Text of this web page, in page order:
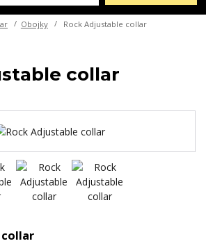
Obojky Rock Adjustable collar
collar